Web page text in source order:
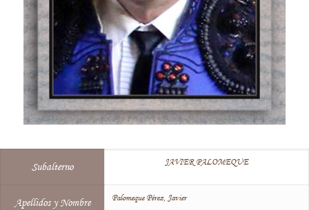
Subalterno JAVIER PALOMEQUE
Apellidos y Nombre Palomeque Pérez, Javier